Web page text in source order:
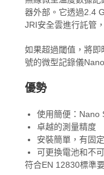
器外部。它透過2.4
JRI安全雲進行託管
如果超過閾值，將
號的微型記錄儀
優勢
使用簡便：Nano
卓越的測量精度
安裝簡單，有固
可更換電池和不
符合EN 12830標準